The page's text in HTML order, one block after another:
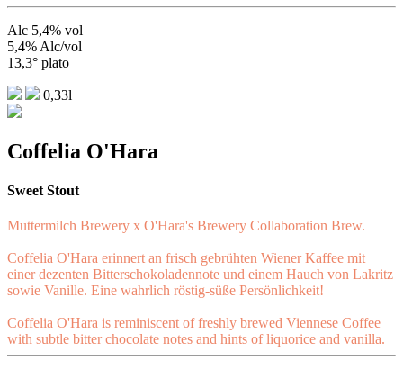
Alc 5,4% vol
5,4% Alc/vol
13,3° plato
0,33l
Coffelia O'Hara
Sweet Stout
Muttermilch Brewery x O'Hara's Brewery Collaboration Brew.
Coffelia O'Hara erinnert an frisch gebrühten Wiener Kaffee mit
einer dezenten Bitterschokoladennote und einem Hauch von Lakritz
sowie Vanille. Eine wahrlich röstig-süße Persönlichkeit!
Coffelia O'Hara is reminiscent of freshly brewed Viennese Coffee
with subtle bitter chocolate notes and hints of liquorice and vanilla.